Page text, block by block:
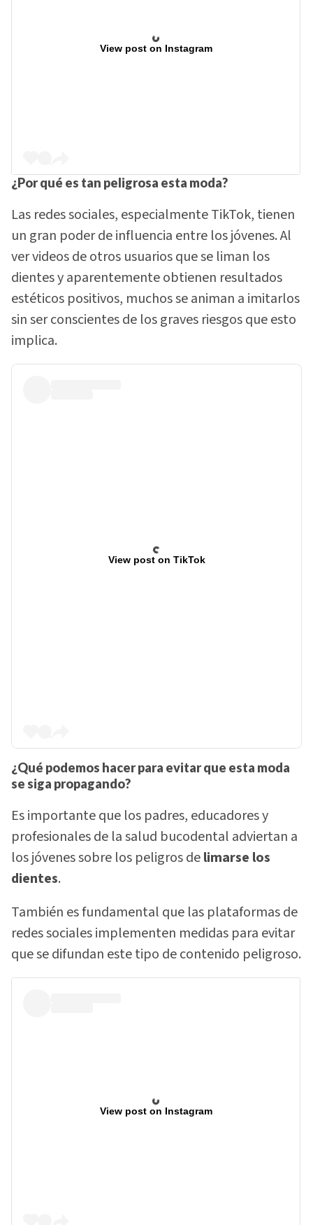
View post on Instagram
¿Por qué es tan peligrosa esta moda?
Las redes sociales, especialmente TikTok, tienen
un gran poder de influencia entre los jóvenes. Al
ver videos de otros usuarios que se liman los
dientes y aparentemente obtienen resultados
estéticos positivos, muchos se animan a imitarlos
sin ser conscientes de los graves riesgos que esto
implica.
View post on TikTok
¿Qué podemos hacer para evitar que esta moda
se siga propagando?
Es importante que los padres, educadores y
profesionales de la salud bucodental adviertan a
los jóvenes sobre los peligros delimarse los
dientes.
También es fundamental que las plataformas de
redes sociales implementen medidas para evitar
que se difundan este tipo de contenido peligroso.
View post on Instagram